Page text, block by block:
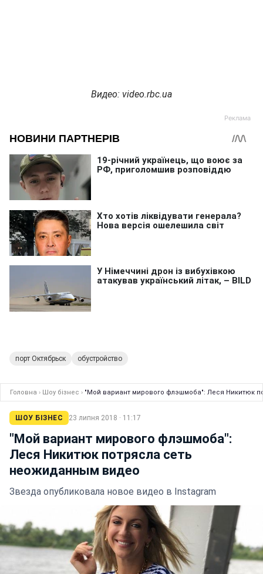
Видео: video.rbc.ua
порт Октябрьск обустройство
Головна › Шоу бізнес › "Мой вариант мирового флэшмоба": Леся Никитюк
ШОУ БІЗНЕС 23 липня 2018 · 11:17
"Мой вариант мирового флэшмоба":
Леся Никитюк потрясла сеть
неожиданным видео
Звезда опубликовала новое видео в Instagram